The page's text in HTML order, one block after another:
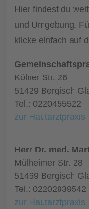
Hier findest du
und Umgebung.
klicke einfach auf
Kölner Str. 26
51429 Bergisch
Tel.: 0220455522
zur Hautarztpraxis
Herr Dr. med.
Mülheimer Str. 28
51469 Bergisch
Tel.: 02202939542
zur Hautarztpraxis